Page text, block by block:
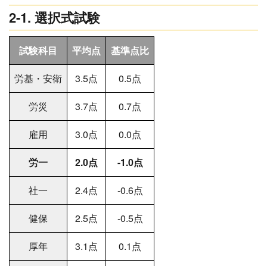
2-1. 選択式試験
試験科目 平均点 基準点比
労基・安衛 3.5点 0.5点
労災 3.7点 0.7点
雇用 3.0点 0.0点
労一 2.0点 -1.0点
社一 2.4点 -0.6点
健保 2.5点 -0.5点
厚年 3.1点 0.1点